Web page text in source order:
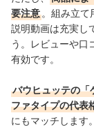
要注意 。組み立て
説明動画は充実し
う。レビューや口
有効です。
バウヒュッテの「
ファタイプの代表
にもマッチします